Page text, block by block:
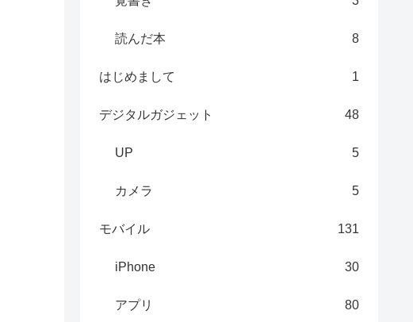
読んだ本 8
はじめまして 1
デジタルガジェット 48
UP 5
カメラ 5
モバイル 131
iPhone 30
アプリ 80